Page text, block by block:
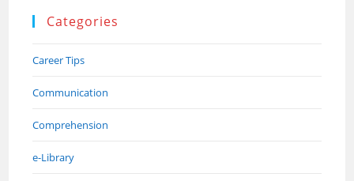
Categories
Career Tips
Communication
Comprehension
e-Library